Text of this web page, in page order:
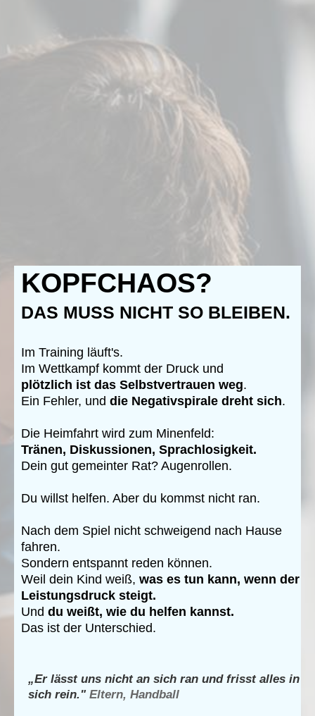
KOPFCHAOS?
DAS MUSS NICHT SO BLEIBEN.
Im Training läuft's.
Im Wettkampf kommt der Druck und
plötzlich ist das Selbstvertrauen weg.
Ein Fehler, und die Negativspirale dreht sich.
Die Heimfahrt wird zum Minenfeld:
Tränen, Diskussionen, Sprachlosigkeit.
Dein gut gemeinter Rat? Augenrollen.
Du willst helfen. Aber du kommst nicht ran.
Nach dem Spiel nicht schweigend nach Hause
fahren.
Sondern entspannt reden können.
Weil dein Kind weiß, was es tun kann, wenn der
Leistungsdruck steigt.
Und du weißt, wie du helfen kannst.
Das ist der Unterschied.
„Er lässt uns nicht an sich ran und frisst alles in
sich rein." Eltern, Handball